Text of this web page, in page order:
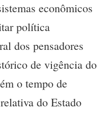
econômicos
política
dos pensadores
de vigência do
o tempo de
do Estado